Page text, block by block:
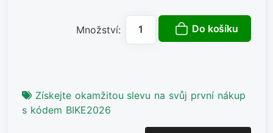
Množství: Do košíku
Získejte okamžitou slevu na svůj první nákup
s kódem BIKE2026